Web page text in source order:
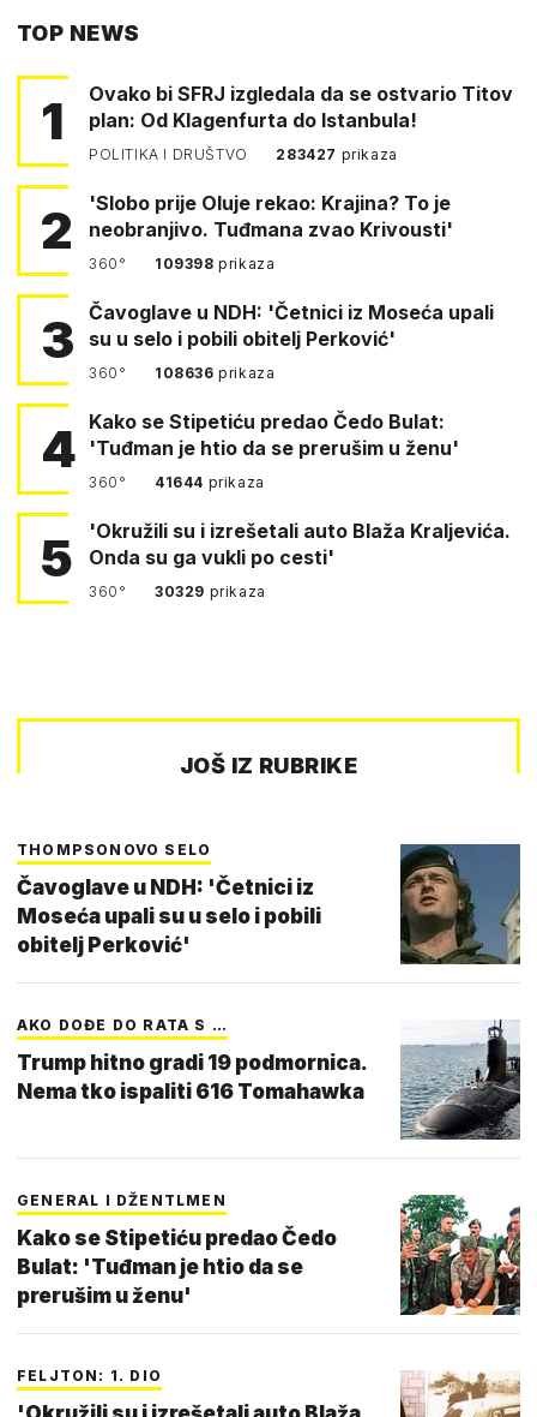
TOP NEWS
1
Ovako bi SFRJ izgledala da se ostvario Titov
plan: Od Klagenfurta do Istanbula!
POLITIKA I DRUŠTVO 283427 prikaza
2
'Slobo prije Oluje rekao: Krajina? To je
neobranjivo. Tuđmana zvao Krivousti'
360° 109398prikaza
3
Čavoglave u NDH: 'Četnici iz Moseća upali
su u selo i pobili obitelj Perković'
360° 108636prikaza
4 Kako se Stipetiću predao Čedo Bulat:
'Tuđman je htio da se prerušim u ženu'
360° 41644 prikaza
5
'Okružili su i izrešetali auto Blaža Kraljevića.
Onda su ga vukli po cesti'
360° 30329 prikaza
JOŠ IZ RUBRIKE
THOMPSONOVO SELO
Čavoglave u NDH: 'Četnici iz
Moseća upali su u selo i pobili
obitelj Perković'
AKO DOĐE DO RATA S …
Trump hitno gradi 19 podmornica.
Nema tko ispaliti 616 Tomahawka
GENERAL I DŽENTLMEN
Kako se Stipetiću predao Čedo
Bulat: 'Tuđman je htio da se
prerušim u ženu'
FELJTON: 1. DIO